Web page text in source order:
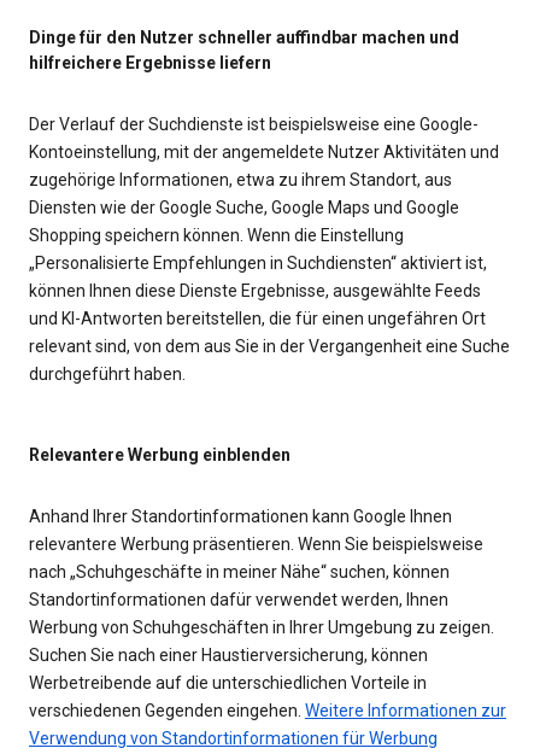
Dinge für den Nutzer schneller auffindbar machen und
hilfreichere Ergebnisse liefern
Der Verlauf der Suchdienste ist beispielsweise eine Google-
Kontoeinstellung, mit der angemeldete Nutzer Aktivitäten und
zugehörige Informationen, etwa zu ihrem Standort, aus
Diensten wie der Google Suche, Google Maps und Google
Shopping speichern können. Wenn die Einstellung
„Personalisierte Empfehlungen in Suchdiensten“ aktiviert ist,
können Ihnen diese Dienste Ergebnisse, ausgewählte Feeds
und KI-Antworten bereitstellen, die für einen ungefähren Ort
relevant sind, von dem aus Sie in der Vergangenheit eine Suche
durchgeführt haben.
Relevantere Werbung einblenden
Anhand Ihrer Standortinformationen kann Google Ihnen
relevantere Werbung präsentieren. Wenn Sie beispielsweise
nach „Schuhgeschäfte in meiner Nähe“ suchen, können
Standortinformationen dafür verwendet werden, Ihnen
Werbung von Schuhgeschäften in Ihrer Umgebung zu zeigen.
Suchen Sie nach einer Haustierversicherung, können
Werbetreibende auf die unterschiedlichen Vorteile in
verschiedenen Gegenden eingehen. Weitere Informationen zur
Verwendung von Standortinformationen für Werbung